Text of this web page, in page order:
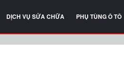
DỊCH VỤ SỬA CHỮA PHỤ TÙNG Ô TÔ